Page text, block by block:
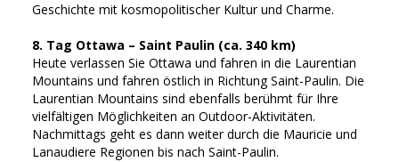
Geschichte mit kosmopolitischer Kultur und Charme.
8. Tag Ottawa – Saint Paulin (ca. 340 km)
Heute verlassen Sie Ottawa und fahren in die Laurentian
Mountains und fahren östlich in Richtung Saint-Paulin. Die
Laurentian Mountains sind ebenfalls berühmt für Ihre
vielfältigen Möglichkeiten an Outdoor-Aktivitäten.
Nachmittags geht es dann weiter durch die Mauricie und
Lanaudiere Regionen bis nach Saint-Paulin.